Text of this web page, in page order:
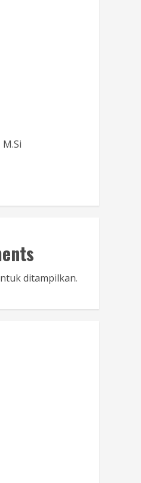
ditampilkan.